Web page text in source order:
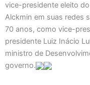
vice-presidente eleito
Alckmin em suas redes
70 anos, como vice-
presidente Luiz Inácio
ministro de
governo.